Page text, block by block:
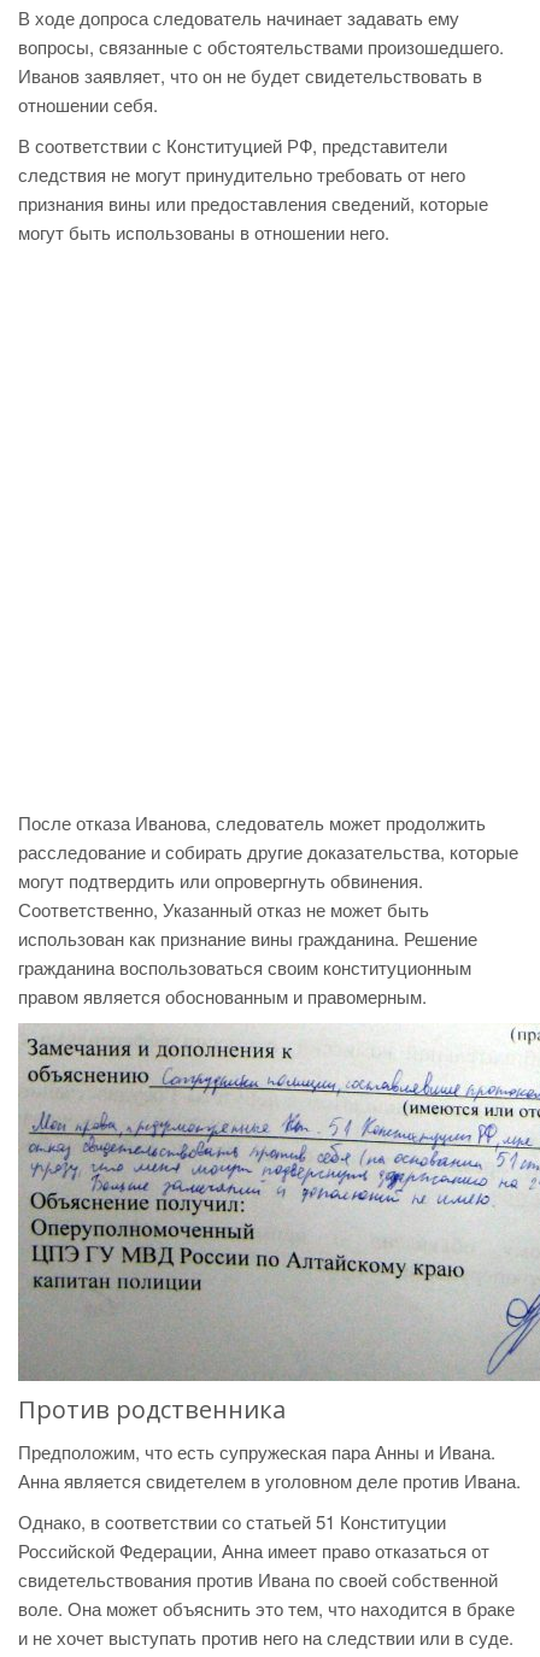
В ходе допроса следователь начинает задавать ему
вопросы, связанные с обстоятельствами произошедшего.
Иванов заявляет, что он не будет свидетельствовать в
отношении себя.
В соответствии с Конституцией РФ, представители
следствия не могут принудительно требовать от него
признания вины или предоставления сведений, которые
могут быть использованы в отношении него.
После отказа Иванова, следователь может продолжить
расследование и собирать другие доказательства, которые
могут подтвердить или опровергнуть обвинения.
Соответственно, Указанный отказ не может быть
использован как признание вины гражданина. Решение
гражданина воспользоваться своим конституционным
правом является обоснованным и правомерным.
Против родственника
Предположим, что есть супружеская пара Анны и Ивана.
Анна является свидетелем в уголовном деле против Ивана.
Однако, в соответствии со статьей 51 Конституции
Российской Федерации, Анна имеет право отказаться от
свидетельствования против Ивана по своей собственной
воле. Она может объяснить это тем, что находится в браке
и не хочет выступать против него на следствии или в суде.